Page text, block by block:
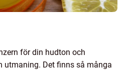
för din hudton och
utmaning. Det finns så många